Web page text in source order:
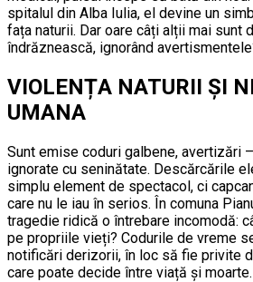
spitalul din Alba Iulia, el devine un
fața naturii. Dar oare câți alții mai sunt
îndrăznească, ignorând
VIOLENȚA NATURII ȘI
UMANA
Sunt emise coduri galbene, avertizări
ignorate cu seninătate. Descărcările
simplu element de spectacol, ci
care nu le iau în serios. În comuna
tragedie ridică o întrebare incomodă:
pe propriile vieți? Codurile de vreme
notificări derizorii, în loc să fie privite
care poate decide între viață și moarte.